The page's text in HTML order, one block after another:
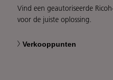
Vind een geautoriseerde
voor de juiste oplossing.
Verkooppunten